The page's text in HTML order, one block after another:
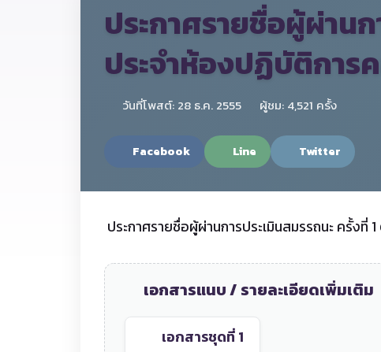
ประกาศรายชื่อผู้ผ่าน
ประจำห้องปฏิบัติการ
วันที่โพสต์: 28 ธ.ค. 2555 ผู้ชม: 4,521 ครั้ง
Facebook Line Twitter
ประกาศรายชื่อผู้ผ่านการประเมินสมรรถนะ ครั้ง
เอกสารแนบ / รายละเอียดเพิ่มเติม
เอกสารชุดที่ 1